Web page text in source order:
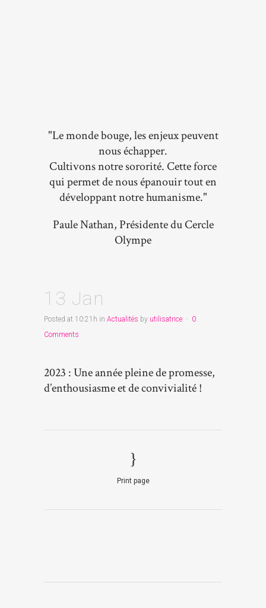
"Le monde bouge, les enjeux peuvent
nous échapper.
Cultivons notre sororité. Cette force
qui permet de nous épanouir tout en
développant notre humanisme."
Paule Nathan, Présidente du Cercle
Olympe
13 Jan
Posted at 10:21h in Actualités by utilisatrice
0
Comments
2023 : Une année pleine de promesse,
d’enthousiasme et de convivialité !
Print page